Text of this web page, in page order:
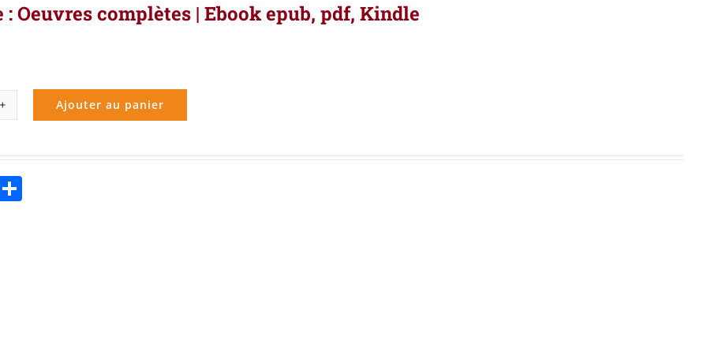
Oeuvres complètes | Ebook epub, pdf, Kindle
Ajouter au panier